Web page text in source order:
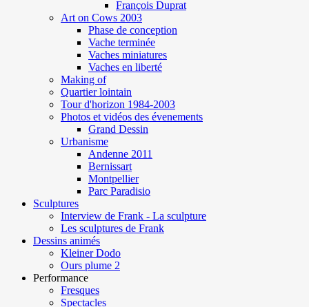
François Duprat
Art on Cows 2003
Phase de conception
Vache terminée
Vaches miniatures
Vaches en liberté
Making of
Quartier lointain
Tour d'horizon 1984-2003
Photos et vidéos des évenements
Grand Dessin
Urbanisme
Andenne 2011
Bernissart
Montpellier
Parc Paradisio
Sculptures
Interview de Frank - La sculpture
Les sculptures de Frank
Dessins animés
Kleiner Dodo
Ours plume 2
Performance
Fresques
Spectacles